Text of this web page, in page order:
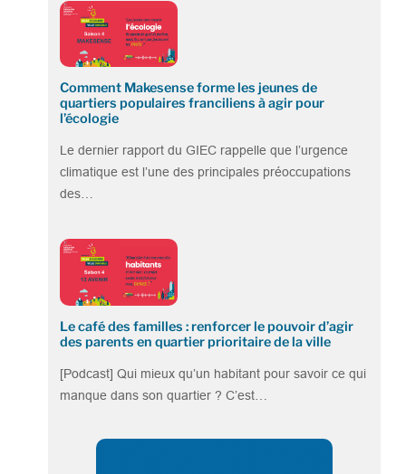
Comment Makesense forme les jeunes de
quartiers populaires franciliens à agir pour
l’écologie
Le dernier rapport du GIEC rappelle que l’urgence
climatique est l’une des principales préoccupations
des…
Le café des familles : renforcer le pouvoir d’agir
des parents en quartier prioritaire de la ville
[Podcast] Qui mieux qu’un habitant pour savoir ce qui
manque dans son quartier ? C’est…